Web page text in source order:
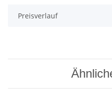
Preisverlauf